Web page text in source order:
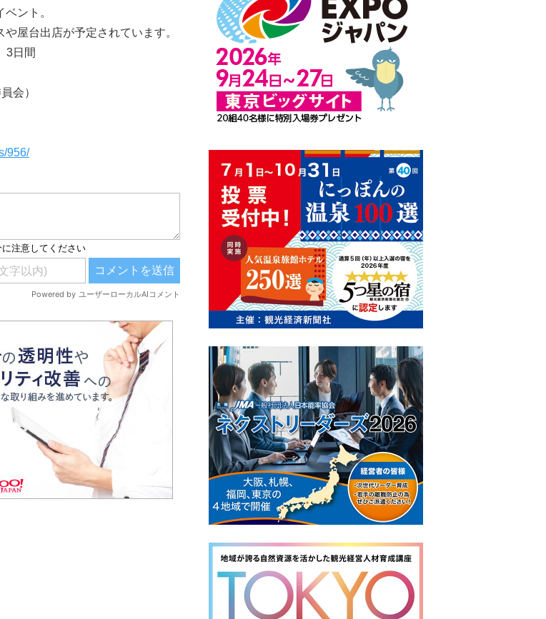
ント。
屋台出店が予定されています。
3日間
会）
956/